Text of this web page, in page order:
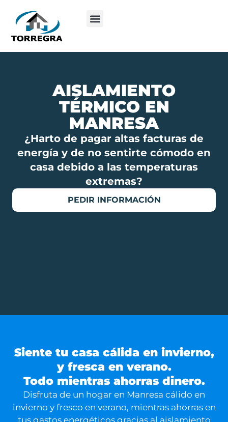
AISLAMIENTO
TÉRMICO EN
MANRESA
¿Harto de pagar altas facturas de
energía y de no sentirte cómodo en
casa debido a las temperaturas
extremas?
PEDIR INFORMACIÓN
Siente tu casa cálida en invierno,
y fresca en verano.
Todo mientras ahorras dinero.
Disfruta de un hogar en Manresa cálido en
invierno y fresco en verano, mientras ahorras en